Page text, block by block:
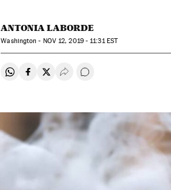
ANTONIA LABORDE
Washington - NOV12, 2019 - 11:31EST
Compartir en Whatsapp
Compartir en Facebook
Compartir en Twitter
Desplegar Redes Sociales
Comentários